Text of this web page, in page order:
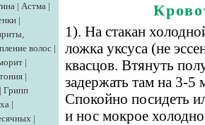
| Астма |
|
волос |
|
|
| Грипп
|
|
1). На стакан
ложка уксуса (не
квасцов. Втянуть
задержать там на 3-5
Спокойно посидеть
и нос мокрое